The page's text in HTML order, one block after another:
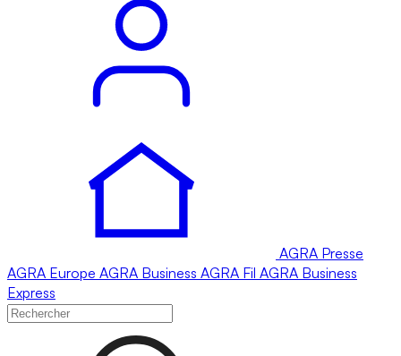
AGRA Presse
AGRA Europe AGRA Business AGRA Fil AGRA Business
Express